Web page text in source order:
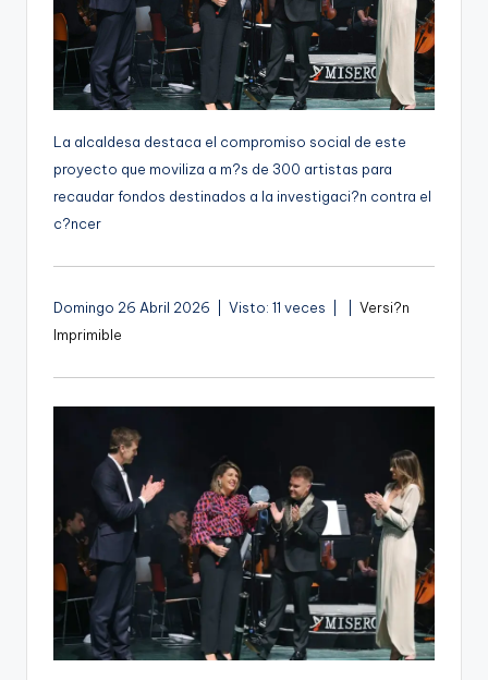
La alcaldesa destaca el compromiso social de este
proyecto que moviliza a m?s de 300 artistas para
recaudar fondos destinados a la investigaci?n contra el
c?ncer
Domingo 26 Abril 2026 | Visto: 11 veces |
Versi?n
Imprimible